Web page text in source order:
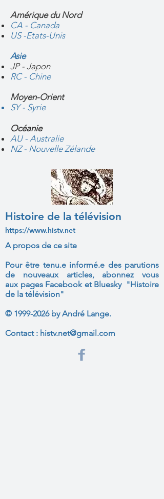
Amérique du Nord
CA - Canada
US -Etats-Unis
Asie
JP - Japon
RC - Chine
Moyen-Orient
SY - Syrie
Océanie
AU - Australie
NZ - Nouvelle Zélande
Histoire de la télévision
https://www.histv.net
A propos de ce site
Pour être tenu.e informé.e des parutions
de nouveaux articles, abonnez vous
aux pages Facebook et Bluesky "Histoire
de la télévision"
© 1999-2026by André Lange.
Contact : histv.net@gmail.com